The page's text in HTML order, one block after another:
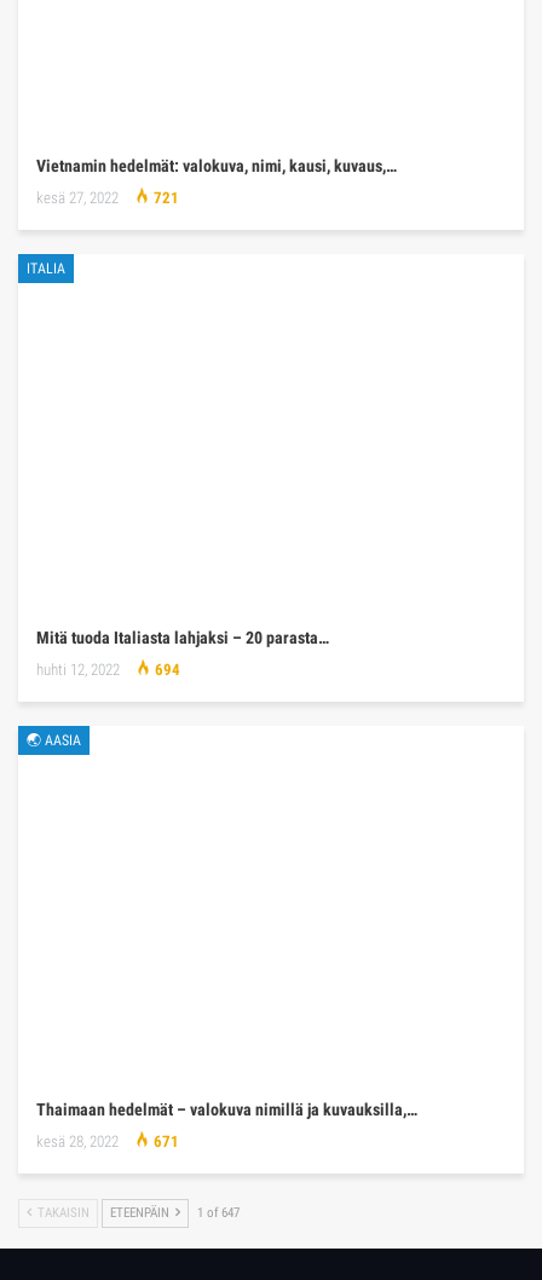
Vietnamin hedelmät: valokuva, nimi, kausi, kuvaus,…
kesä 27, 2022 721
ITALIA
Mitä tuoda Italiasta lahjaksi – 20 parasta…
huhti 12, 2022 694
🌏 AASIA
Thaimaan hedelmät – valokuva nimillä ja kuvauksilla,…
kesä 28, 2022 671
TAKAISIN ETEENPÄIN 1 of 647